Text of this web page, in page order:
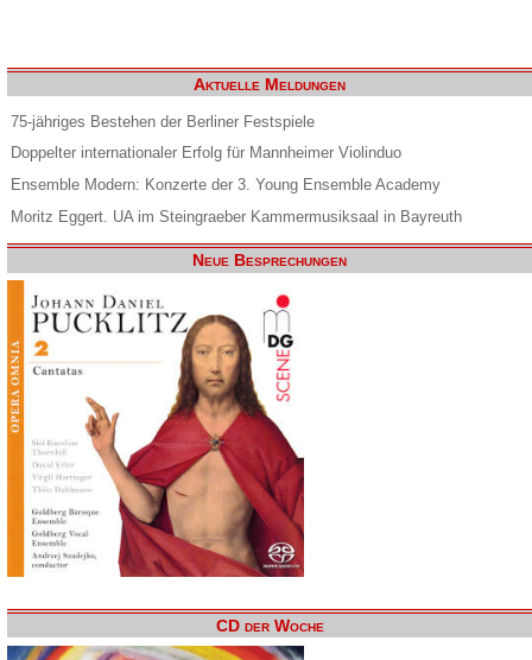
Aktuelle Meldungen
75-jähriges Bestehen der Berliner Festspiele
Doppelter internationaler Erfolg für Mannheimer Violinduo
Ensemble Modern: Konzerte der 3. Young Ensemble Academy
Moritz Eggert. UA im Steingraeber Kammermusiksaal in Bayreuth
Neue Besprechungen
CD der Woche